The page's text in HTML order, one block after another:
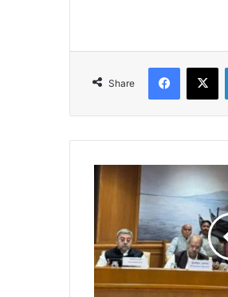
Share
Facebook
X